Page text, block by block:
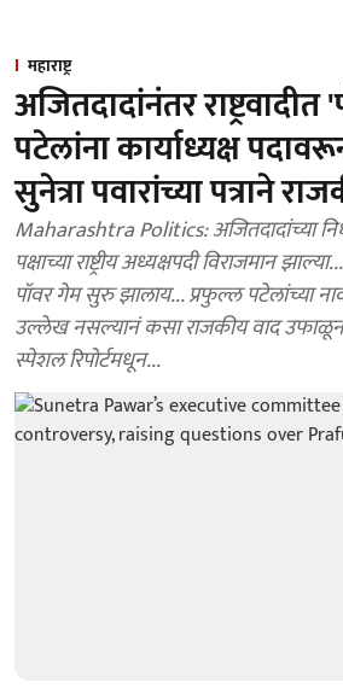
महाराष्ट्र
अजितदादांनंतर
पटेलांना कार्याध्यक्ष
सुनेत्रा पवारांच्या पत्राने
Maharashtra Politics: अजितदादांच्या
पक्षाच्या राष्ट्रीय अध्यक्षपदी विराजमान
पॉवर गेम सुरु झालाय... प्रफुल्ल पटेलांच्या
उल्लेख नसल्यानं कसा राजकीय वाद
स्पेशल रिपोर्टमधून...